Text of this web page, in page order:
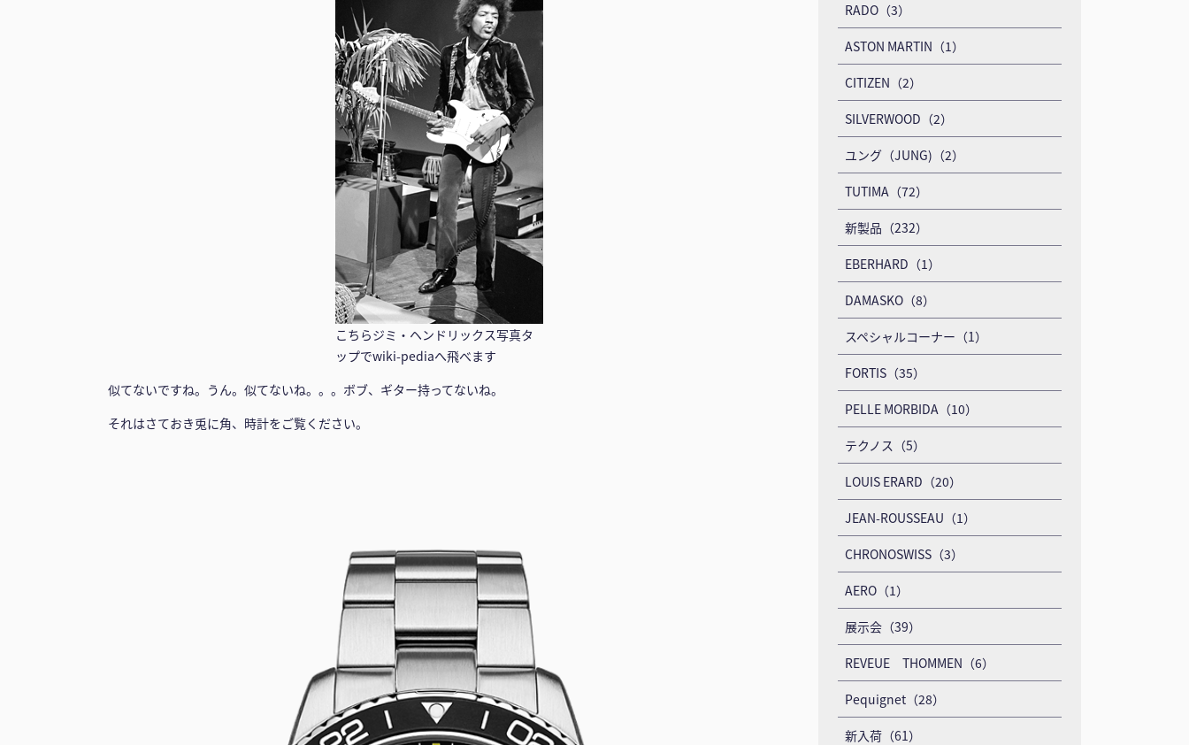
こちらジミ・ヘンドリックス写真タ
ップでwiki-pediaへ飛べます
似てないですね。うん。似てないね。。。ボブ、ギター持ってないね。
それはさておき兎に角、時計をご覧ください。
RADO（3）
ASTON MARTIN（1）
CITIZEN（2）
SILVERWOOD（2）
ユング（JUNG)（2）
TUTIMA（72）
新製品（232）
EBERHARD（1）
DAMASKO（8）
スペシャルコーナー（1）
FORTIS（35）
PELLE MORBIDA（10）
テクノス（5）
LOUIS ERARD（20）
JEAN-ROUSSEAU（1）
CHRONOSWISS（3）
AERO（1）
展示会（39）
REVEUE THOMMEN（6）
Pequignet（28）
新入荷（61）